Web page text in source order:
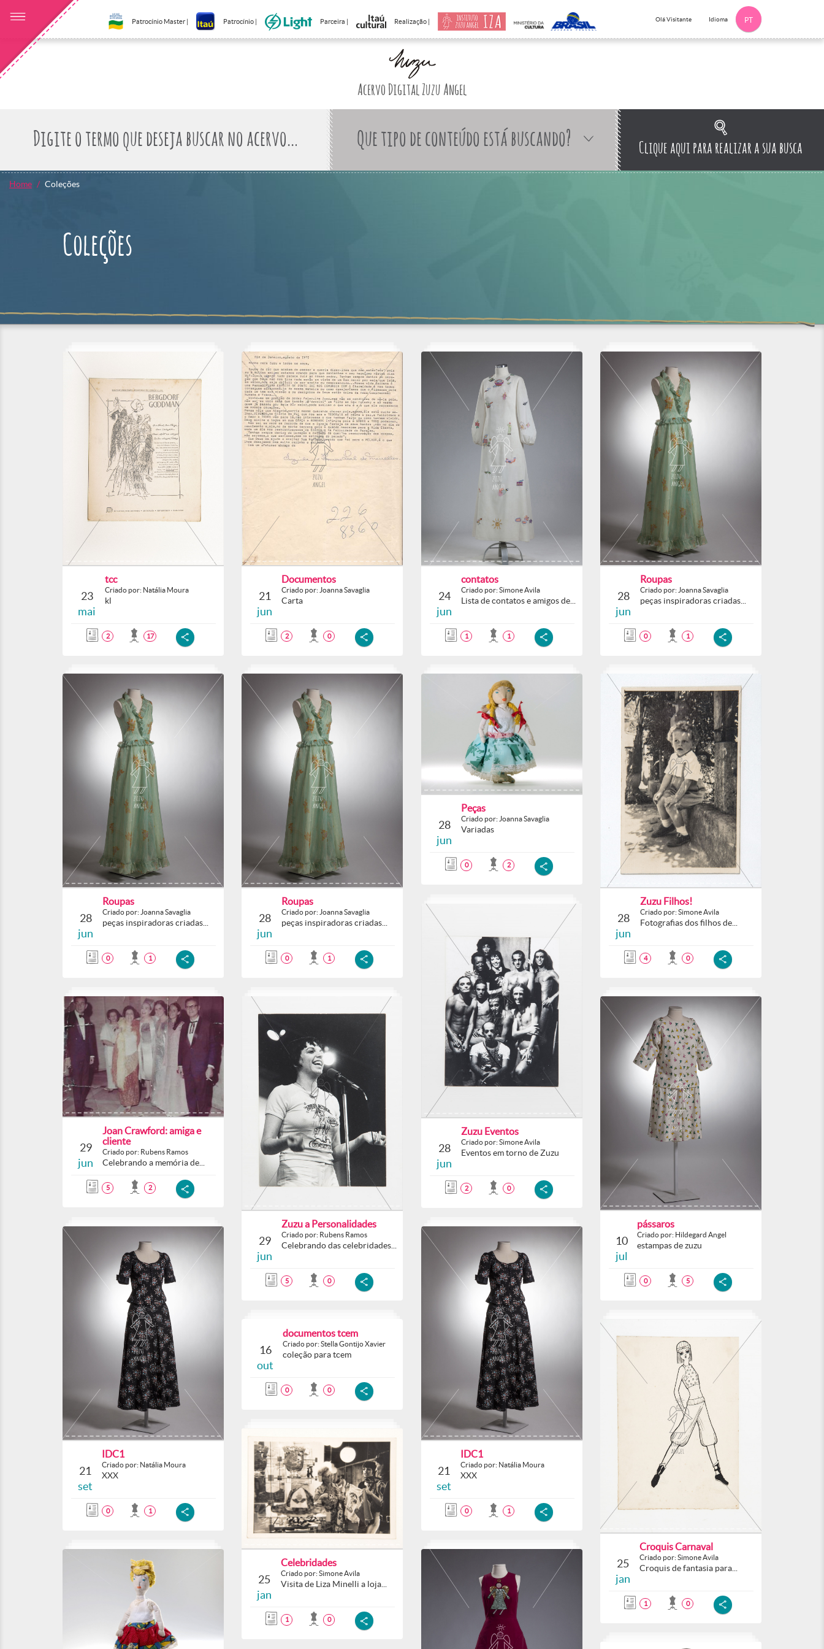
Patrocínio Master | Patrocínio | Parceira | Realização | Olá Visitante Idioma PT
Acervo Digital Zuzu Angel
Que tipo de conteúdo está buscando? Clique aqui para realizar a sua busca
Home Coleções
Coleções
23
mai
tcc
Criado por: Natália Moura
kl
2 17
21
jun
Documentos
Criado por: Joanna Savaglia
Carta
2 0
24
jun
contatos
Criado por: Simone Avila
Lista de contatos e amigos de...
1 1
28
jun
Roupas
Criado por: Joanna Savaglia
peças inspiradoras criadas...
0 1
28
jun
Roupas
Criado por: Joanna Savaglia
peças inspiradoras criadas...
0 1
28
jun
Roupas
Criado por: Joanna Savaglia
peças inspiradoras criadas...
0 1
28
jun
Peças
Criado por: Joanna Savaglia
Variadas
0 2
28
jun
Zuzu Filhos!
Criado por: Simone Avila
Fotografias dos filhos de...
4 0
28
jun
Zuzu Eventos
Criado por: Simone Avila
Eventos em torno de Zuzu
2 0
29
jun
Joan Crawford: amiga e
cliente
Criado por: Rubens Ramos
Celebrando a memória de...
5 2
29
jun
Zuzu a Personalidades
Criado por: Rubens Ramos
Celebrando das celebridades...
5 0
10
jul
pássaros
Criado por: Hildegard Angel
estampas de zuzu
0 5
21
set
IDC1
Criado por: Natália Moura
XXX
0 1
21
set
IDC1
Criado por: Natália Moura
XXX
0 1
16
out
documentos tcem
Criado por: Stella Gontijo Xavier
coleção para tcem
0 0
25
jan
Croquis Carnaval
Criado por: Simone Avila
Croquis de fantasia para...
1 0
25
jan
Celebridades
Criado por: Simone Avila
Visita de Liza Minelli a loja...
1 0